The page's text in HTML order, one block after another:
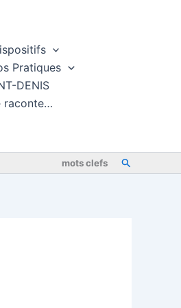
Pratiques
DENIS
raconte…
mots clefs Rechercher